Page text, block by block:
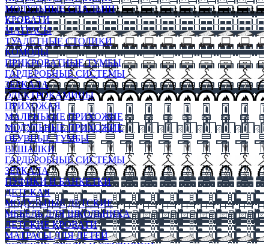
МОДУЛЬНЫЕ СПАЛЬНИ
КРОВАТИ
МАТРАСЫ
ТУАЛЕТНЫЕ СТОЛИКИ
КОМОДЫ
ПРИКРОВАТНЫЕ ТУМБЫ
ГАРДЕРОБНЫЕ СИСТЕМЫ
ЗЕРКАЛА
ЭЛЕКТРОКАМИНЫ
ПРИХОЖАЯ
МАЛЕНЬКИЕ ПРИХОЖИЕ
МОДУЛЬНЫЕ ПРИХОЖИЕ
ОБУВНЫЕ ТУМБЫ
ВЕШАЛКИ
ГАРДЕРОБНЫЕ СИСТЕМЫ
ЗЕРКАЛА
ПУФИКИ И БАНКЕТКИ
ДЕТСКАЯ
МОДУЛЬНЫЕ ДЕТСКИЕ
МЕБЕЛЬ ДЛЯ ШКОЛЬНИКА
ДЕТСКИЕ КРОВАТИ
МАТРАСЫ ДЛЯ ДЕТЕЙ